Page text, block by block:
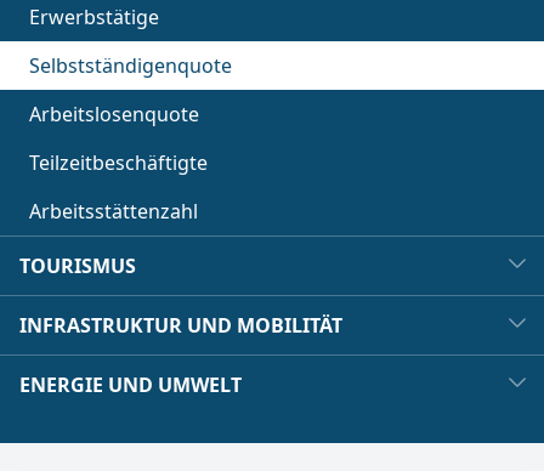
Erwerbstätige
Selbstständigenquote
Arbeitslosenquote
Teilzeitbeschäftigte
Arbeitsstättenzahl
TOURISMUS
INFRASTRUKTUR UND MOBILITÄT
ENERGIE UND UMWELT